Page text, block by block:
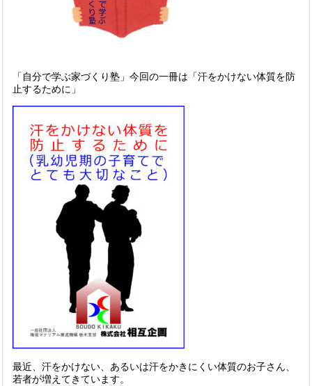
「自分で学ぶ家づくり塾」今回の一冊は「汗をかけない体質を防
止するために」
最近、汗をかけない、あるいは汗をかきにくい体質のお子さん、
若者が増えてきています。